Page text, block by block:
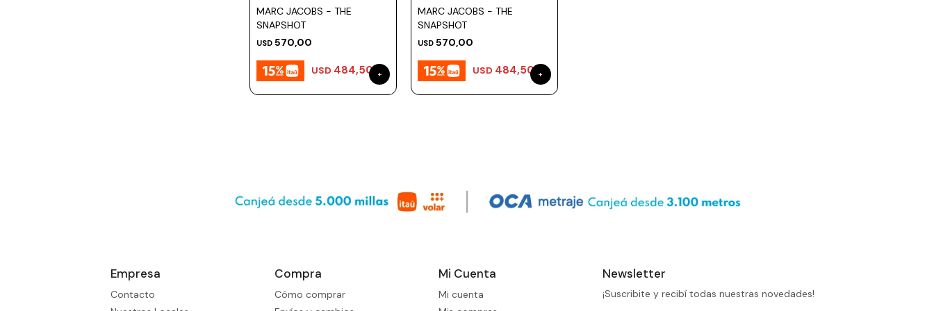
MARC JACOBS - THE
SNAPSHOT
USD 570,00
USD 484,50
MARC JACOBS - THE
SNAPSHOT
USD 570,00
USD 484,50
Empresa
Contacto
Compra
Cómo comprar
Mi Cuenta
Mi cuenta
Newsletter
¡Suscribite y recibí todas nuestras novedades!